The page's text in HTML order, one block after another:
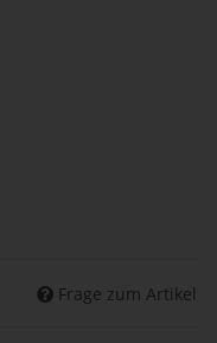
Frage zum Artikel